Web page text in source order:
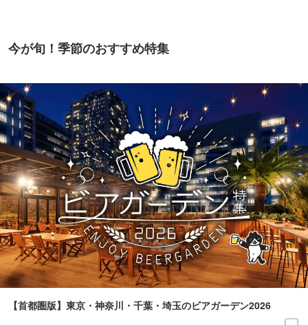
今が旬！季節のおすすめ特集
【首都圏版】東京・神奈川・千葉・埼玉のビアガーデン2026